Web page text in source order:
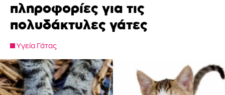
πληροφορίες για τις
πολυδάκτυλες γάτες
Υγεία Γάτας